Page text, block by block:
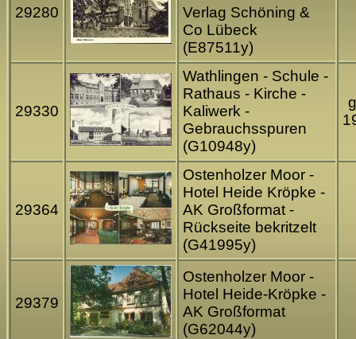
29280
Verlag Schöning &
Co Lübeck
(E87511y)
29330
Wathlingen - Schule -
Rathaus - Kirche -
Kaliwerk -
Gebrauchsspuren
(G10948y)
29364
Ostenholzer Moor -
Hotel Heide Kröpke -
AK Großformat -
Rückseite bekritzelt
(G41995y)
29379
Ostenholzer Moor -
Hotel Heide-Kröpke -
AK Großformat
(G62044y)